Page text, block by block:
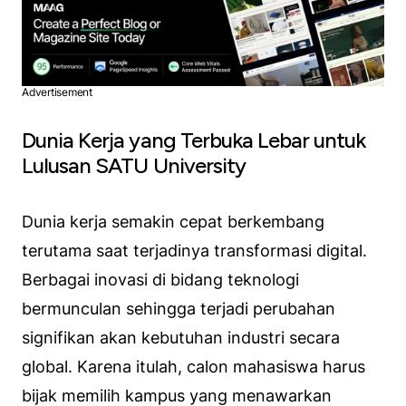
Advertisement
Dunia Kerja yang Terbuka Lebar untuk
Lulusan SATU University
Dunia kerja semakin cepat berkembang
terutama saat terjadinya transformasi digital.
Berbagai inovasi di bidang teknologi
bermunculan sehingga terjadi perubahan
signifikan akan kebutuhan industri secara
global. Karena itulah, calon mahasiswa harus
bijak memilih kampus yang menawarkan